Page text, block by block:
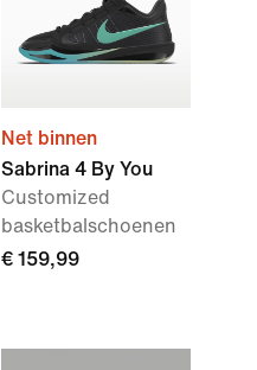
Net binnen
Sabrina 4 By You
Customized
basketbalschoenen
€ 159,99